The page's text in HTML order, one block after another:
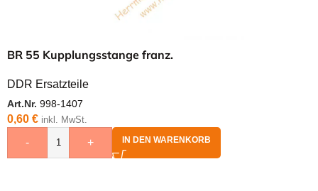
BR 55 Kupplungsstange franz.
DDR Ersatzteile
Art.Nr. 998-1407
0,60 € inkl. MwSt.
- + IN DEN WARENKORB